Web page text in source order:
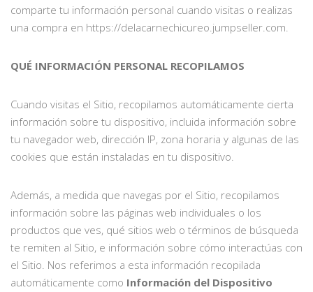
comparte tu información personal cuando visitas o realizas
una compra en https://delacarnechicureo.jumpseller.com.
QUÉ INFORMACIÓN PERSONAL RECOPILAMOS
Cuando visitas el Sitio, recopilamos automáticamente cierta
información sobre tu dispositivo, incluida información sobre
tu navegador web, dirección IP, zona horaria y algunas de las
cookies que están instaladas en tu dispositivo.
Además, a medida que navegas por el Sitio, recopilamos
información sobre las páginas web individuales o los
productos que ves, qué sitios web o términos de búsqueda
te remiten al Sitio, e información sobre cómo interactúas con
el Sitio. Nos referimos a esta información recopilada
automáticamente como Información del Dispositivo